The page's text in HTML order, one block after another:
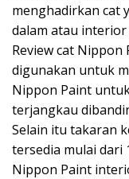
menghadirkan cat
dalam atau
Review cat
digunakan untuk
Nippon Paint
terjangkau
Selain itu takaran
tersedia mulai dari
Nippon Paint